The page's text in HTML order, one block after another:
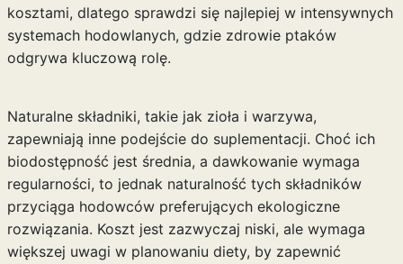
kosztami, dlatego sprawdzi się najlepiej w intensywnych
systemach hodowlanych, gdzie zdrowie ptaków
odgrywa kluczową rolę.
Naturalne składniki, takie jak zioła i warzywa,
zapewniają inne podejście do suplementacji. Choć ich
biodostępność jest średnia, a dawkowanie wymaga
regularności, to jednak naturalność tych składników
przyciąga hodowców preferujących ekologiczne
rozwiązania. Koszt jest zazwyczaj niski, ale wymaga
większej uwagi w planowaniu diety, by zapewnić